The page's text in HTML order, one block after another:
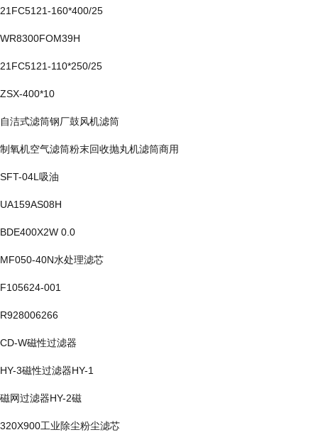
21FC5121-160*400/25
WR8300FOM39H
21FC5121-110*250/25
ZSX-400*10
自洁式滤筒钢厂鼓风机滤筒
制氧机空气滤筒粉末回收抛丸机滤筒商用
SFT-04L吸油
UA159AS08H
BDE400X2W 0.0
MF050-40N水处理滤芯
F105624-001
R928006266
CD-W磁性过滤器
HY-3磁性过滤器HY-1
磁网过滤器HY-2磁
320X900工业除尘粉尘滤芯